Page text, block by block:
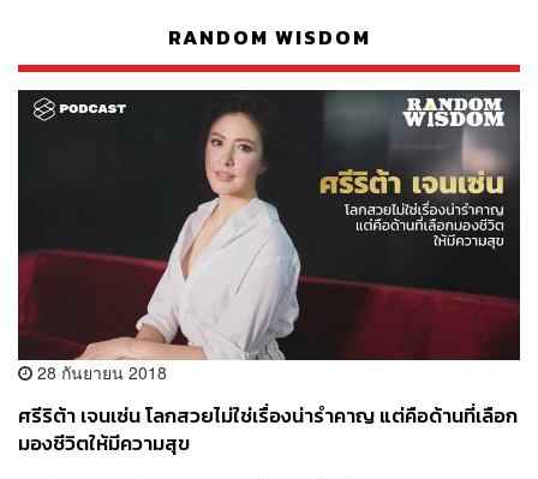
RANDOM WISDOM
28 กันยายน 2018
ศรีริต้า เจนเซ่น โลกสวยไม่ใช่เรื่องน่ารำคาญ แต่คือด้านที่เลือก
มองชีวิตให้มีความสุข